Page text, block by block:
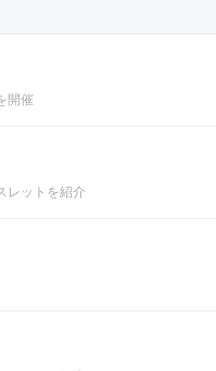
開催
レットを紹介